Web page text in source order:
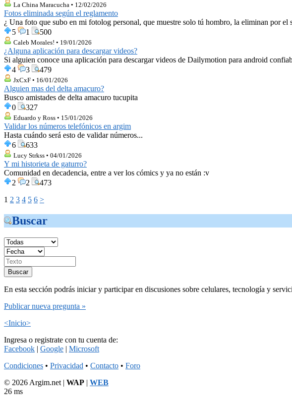
La China Maracucha • 12/02/2026
Fotos eliminada según el reglamento
¿ Una foto que subo en mi fotolog personal, que muestre solo tú hombro, la eliminan por el
5
1 500
Caleb Morales! • 19/01/2026
¿Alguna aplicación para descargar videos?
Si alguien conoce una aplicación para descargar videos de Dailymotion para android
4
3 479
JxCxF • 16/01/2026
Alguien mas del delta amacuro?
Busco amistades de delta amacuro tucupita
0
327
Eduardo y Ross • 15/01/2026
Validar los números telefónicos en argim
Hasta cuándo será esto de validar números...
6
633
Lucy Strkss • 04/01/2026
Y mi historieta de gaturro?
Comunidad en decadencia, entre a ver los cómics y ya no están :v
2
2
473
1 2 3 4 5 6 >
Buscar
En esta sección podrás iniciar y participar en discusiones sobre celulares, tecnología y
Publicar nueva pregunta »
<Inicio>
Ingresa o registrate con tu cuenta de:
Facebook | Google | Microsoft
Condiciones • Privacidad • Contacto • Foro
© 2026 Argim.net | WAP | WEB
26 ms